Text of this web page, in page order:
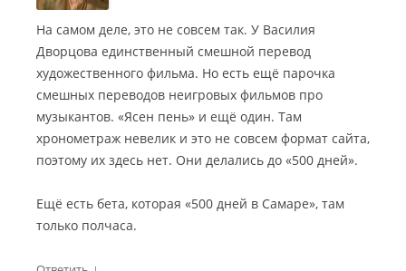
На самом деле, это не совсем так. У Василия
Дворцова единственный смешной перевод
художественного фильма. Но есть ещё парочка
смешных переводов неигровых фильмов про
музыкантов. «Ясен пень» и ещё один. Там
хронометраж невелик и это не совсем формат сайта,
поэтому их здесь нет. Они делались до «500 дней».
Ещё есть бета, которая «500 дней в Самаре», там
только полчаса.